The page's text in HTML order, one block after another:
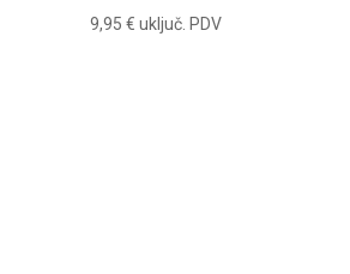
9,95€ uključ. PDV